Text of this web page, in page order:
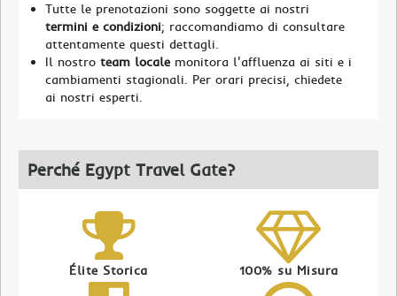
Tutte le prenotazioni sono soggette ai nostri
termini e condizioni; raccomandiamo di consultare
attentamente questi dettagli.
Il nostro team localemonitora l'affluenza ai siti e i
cambiamenti stagionali. Per orari precisi, chiedete
ai nostri esperti.
Perché Egypt Travel Gate?
Élite Storica 100% su Misura